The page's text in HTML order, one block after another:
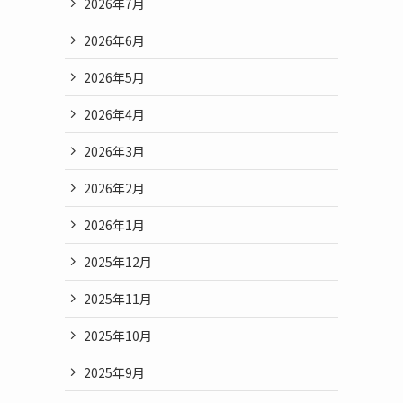
2026年6月
2026年5月
2026年4月
2026年3月
2026年2月
2026年1月
2025年12月
2025年11月
2025年10月
2025年9月